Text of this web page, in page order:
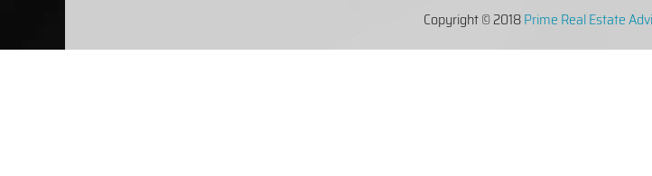
Copyright © 2018Prime Real Estate